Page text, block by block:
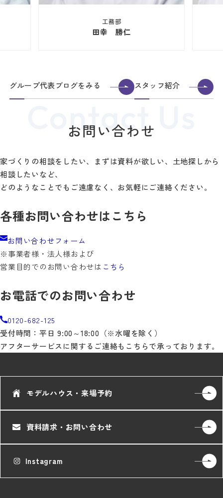
工務部
田幸 勝仁
グループ代表ブログをみる スタッフ紹介
お問い合わせ
家づくりの相談をしたい、まずは資料が欲しい、土地探しから
相談したいなど、
どのようなことでもご遠慮なく、お気軽にご連絡ください。
各種お問い合わせはこちら
お問い合わせフォーム
※事業者様・法人様および
営業目的でのお問い合わせは こちら
お電話でのお問い合わせ
0120-682-125
受付時間：平日 9:00～18:00（※水曜を除く）
アフターサービスに関するご連絡もこちらで承っております。
モデルハウス・来場予約
資料請求・お問い合わせ
Instagram